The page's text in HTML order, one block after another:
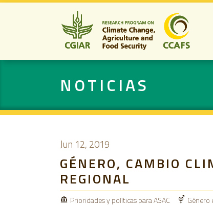
NOTICIAS
Jun 12, 2019
GÉNERO, CAMBIO
REGIONAL
Prioridades y políticas para ASAC Género